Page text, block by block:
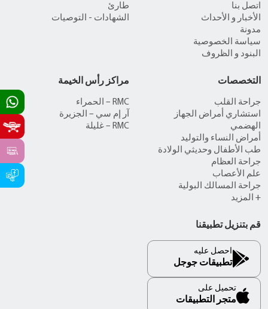
اتصل بنا
الأخبار و الأحداث
مدونة
سياسة الخصوصية
البنود و الظروف
طارئ
الشهادات - التوصيات
التخصصات
جراحة القلب
استشاري أمراض الجهاز
الهضمي
أمراض النساء والتوليد
طب الأطفال وحديثي الولادة
جراحة العظام
علم الأعصاب
جراحة المسالك البولية
+ المزيد
مراكز رأس الخيمة
RMC – الحمراء
آر إم سي – الجزيرة
RMC – غليلة
قم بتنزيل تطبيقنا
احصل عليه
تطبيقات جوجل
تحميل على
متجر التطبيقات